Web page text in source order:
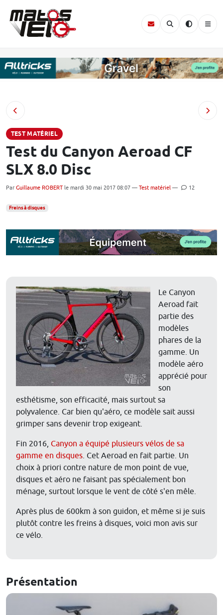
TEST MATÉRIEL
Test du Canyon Aeroad CF
SLX 8.0 Disc
Par Guillaume ROBERT le mardi 30 mai 2017 08:07 — Test matériel — 12
Freins à disques
Le Canyon
Aeroad fait
partie des
modèles
phares de la
gamme. Un
modèle aéro
apprécié pour
son
esthétisme, son efficacité, mais surtout sa
polyvalence. Car bien qu'aéro, ce modèle sait aussi
grimper sans devenir trop exigeant.
Fin 2016, Canyon a équipé plusieurs vélos de sa
gamme en disques. Cet Aeroad en fait partie. Un
choix à priori contre nature de mon point de vue,
disques et aéro ne faisant pas spécialement bon
ménage, surtout lorsque le vent de côté s'en mêle.
Après plus de 600km à son guidon, et même si je suis
plutôt contre les freins à disques, voici mon avis sur
ce vélo.
Présentation